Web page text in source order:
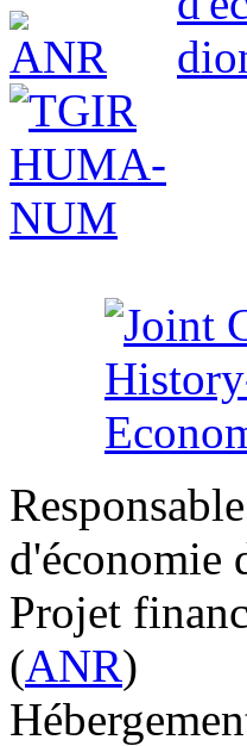
d'économie
Projet
(ANR)